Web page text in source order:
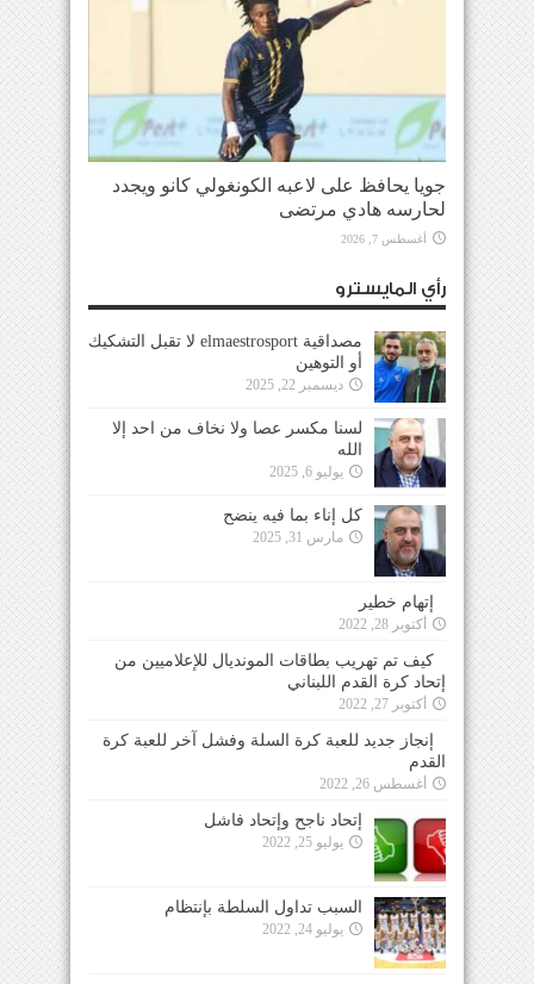
جويا يحافظ على لاعبه الكونغولي كانو ويجدد
لحارسه هادي مرتضى
أغسطس 7, 2026
رأي المايسترو
مصداقية elmaestrosport لا تقبل التشكيك
أو التوهين
ديسمبر 22, 2025
لسنا مكسر عصا ولا نخاف من احد إلا
الله
يوليو 6, 2025
كل إناء بما فيه ينضح
مارس 31, 2025
إتهام خطير
أكتوبر 28, 2022
كيف تم تهريب بطاقات المونديال للإعلاميين من
إتحاد كرة القدم اللبناني
أكتوبر 27, 2022
إنجاز جديد للعبة كرة السلة وفشل آخر للعبة كرة
القدم
أغسطس 26, 2022
إتحاد ناجح وإتحاد فاشل
يوليو 25, 2022
السبب تداول السلطة بإنتظام
يوليو 24, 2022